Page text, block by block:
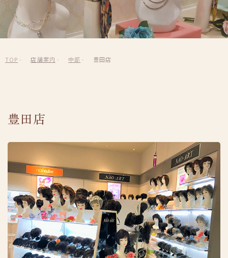
AIシミュレーション
店舗案内
採用情報
TEL.0120-287-738
受付時間 10:00-18:00 [ 土・日除く ]
TOP 店舗案内 中部 豊田店
豊田店